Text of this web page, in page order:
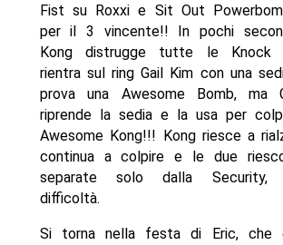
Fist su Roxxi e Sit Out
per il 3 vincente!! In pochi
Kong distrugge tutte le Knock
rientra sul ring Gail Kim con una
prova una Awesome Bomb, ma
riprende la sedia e la usa per
Awesome Kong!!! Kong riesce a
continua a colpire e le due
separate solo dalla
difficoltà.
Si torna nella festa di Eric, che